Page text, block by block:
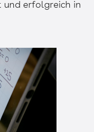
erfolgreich in